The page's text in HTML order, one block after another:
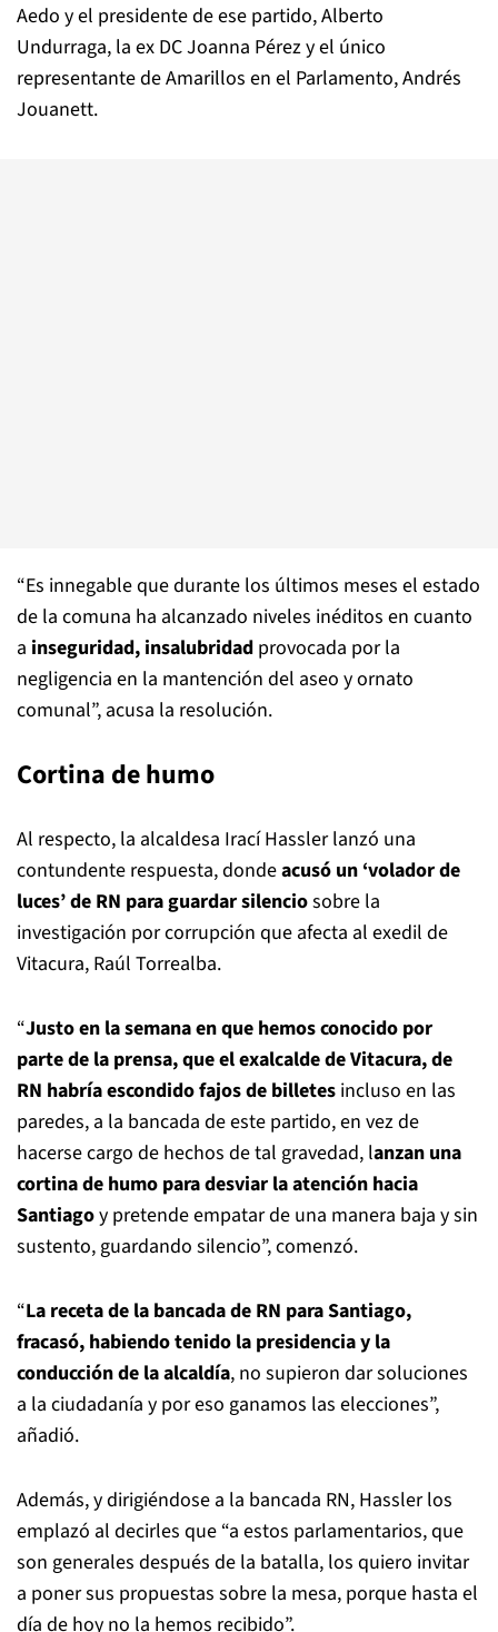
Aedo y el presidente de ese partido, Alberto
Undurraga, la ex DC Joanna Pérez y el único
representante de Amarillos en el Parlamento, Andrés
Jouanett.
“Es innegable que durante los últimos meses el estado
de la comuna ha alcanzado niveles inéditos en cuanto
a inseguridad, insalubridad provocada por la
negligencia en la mantención del aseo y ornato
comunal”, acusa la resolución.
Cortina de humo
Al respecto, la alcaldesa Irací Hassler lanzó una
contundente respuesta, dondeacusó un ‘volador de
luces’ de RN para guardar silenciosobre la
investigación por corrupción que afecta al exedil de
Vitacura, Raúl Torrealba.
“Justo en la semana en que hemos conocido por
parte de la prensa, que el exalcalde de Vitacura, de
RN habría escondido fajos de billetes incluso en las
paredes, a la bancada de este partido, en vez de
hacerse cargo de hechos de tal gravedad, lanzan una
cortina de humo para desviar la atención hacia
Santiagoy pretende empatar de una manera baja y sin
sustento, guardando silencio”, comenzó.
“La receta de la bancada de RN para Santiago,
fracasó, habiendo tenido la presidencia y la
conducción de la alcaldía, no supieron dar soluciones
a la ciudadanía y por eso ganamos las elecciones”,
añadió.
Además, y dirigiéndose a la bancada RN, Hassler los
emplazó al decirles que “a estos parlamentarios, que
son generales después de la batalla, los quiero invitar
a poner sus propuestas sobre la mesa, porque hasta el
día de hoy no la hemos recibido”.